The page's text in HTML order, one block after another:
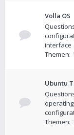
Volla OS
interface
Themen:
Ubuntu
Themen: